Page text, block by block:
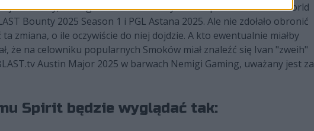
którego zwieńczeniem był triumf podczas Perfect World
Bounty 2025 Season 1 i PGL Astana 2025. Ale nie zdołało obronić
zmiana, o ile oczywiście do niej dojdzie. A kto ewentualnie miałby
że na celowniku popularnych Smoków miał znaleźć się Ivan "zweih"
Austin Major 2025 w barwach Nemigi Gaming, uważany jest za
Spirit będzie wyglądać tak: